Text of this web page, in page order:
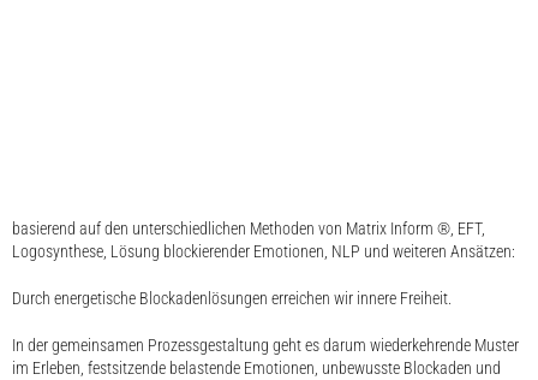
basierend auf den unterschiedlichen Methoden von Matrix Inform ®, EFT,
Logosynthese, Lösung blockierender Emotionen, NLP und weiteren Ansätzen:
Durch energetische Blockadenlösungen erreichen wir innere Freiheit.
In der gemeinsamen Prozessgestaltung geht es darum wiederkehrende Muster
im Erleben, festsitzende belastende Emotionen, unbewusste Blockaden und